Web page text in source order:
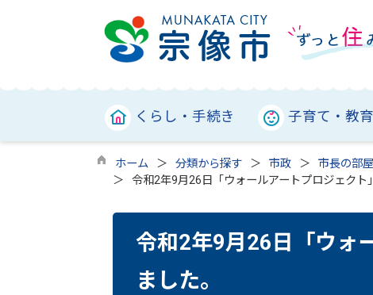
くらし・手続き 子育て・教育
ホーム 分類から探す 市政 市長の部屋
令和2年9月26日「ウォールアートプロジェクト
令和2年9月26日「ウォ
ました。